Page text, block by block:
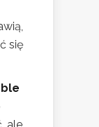
się